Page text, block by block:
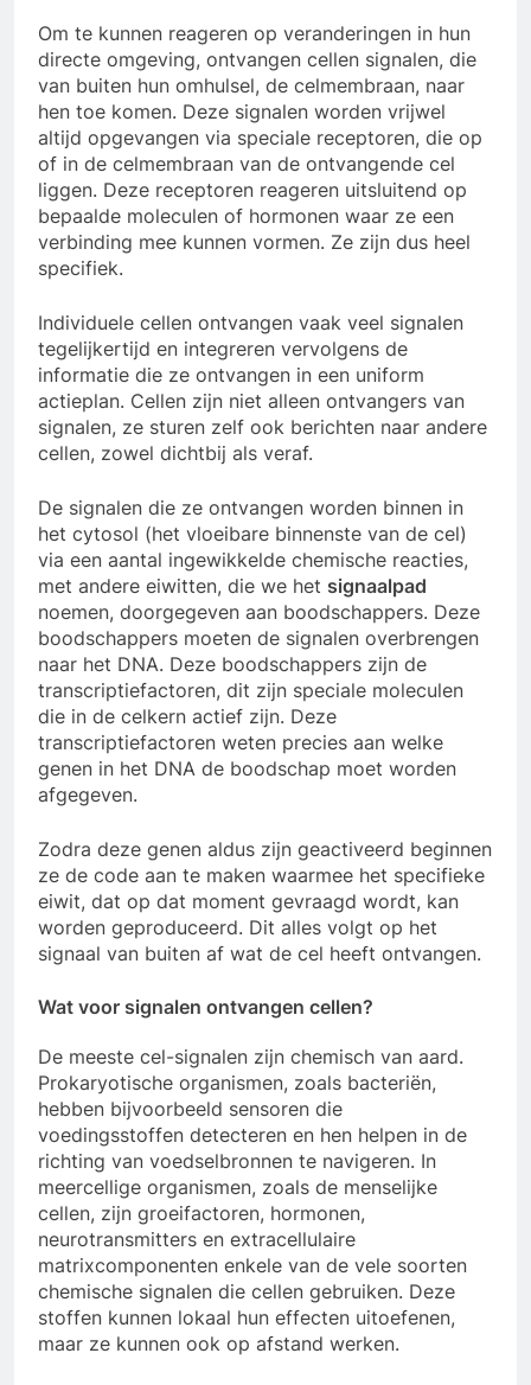
Om te kunnen reageren op veranderingen in hun
directe omgeving, ontvangen cellen signalen, die
van buiten hun omhulsel, de celmembraan, naar
hen toe komen. Deze signalen worden vrijwel
altijd opgevangen via speciale receptoren, die op
of in de celmembraan van de ontvangende cel
liggen. Deze receptoren reageren uitsluitend op
bepaalde moleculen of hormonen waar ze een
verbinding mee kunnen vormen. Ze zijn dus heel
specifiek.
Individuele cellen ontvangen vaak veel signalen
tegelijkertijd en integreren vervolgens de
informatie die ze ontvangen in een uniform
actieplan. Cellen zijn niet alleen ontvangers van
signalen, ze sturen zelf ook berichten naar andere
cellen, zowel dichtbij als veraf.
De signalen die ze ontvangen worden binnen in
het cytosol (het vloeibare binnenste van de cel)
via een aantal ingewikkelde chemische reacties,
met andere eiwitten, die we het signaalpad
noemen, doorgegeven aan boodschappers. Deze
boodschappers moeten de signalen overbrengen
naar het DNA. Deze boodschappers zijn de
transcriptiefactoren, dit zijn speciale moleculen
die in de celkern actief zijn. Deze
transcriptiefactoren weten precies aan welke
genen in het DNA de boodschap moet worden
afgegeven.
Zodra deze genen aldus zijn geactiveerd beginnen
ze de code aan te maken waarmee het specifieke
eiwit, dat op dat moment gevraagd wordt, kan
worden geproduceerd. Dit alles volgt op het
signaal van buiten af wat de cel heeft ontvangen.
Wat voor signalen ontvangen cellen?
De meeste cel-signalen zijn chemisch van aard.
Prokaryotische organismen, zoals bacteriën,
hebben bijvoorbeeld sensoren die
voedingsstoffen detecteren en hen helpen in de
richting van voedselbronnen te navigeren. In
meercellige organismen, zoals de menselijke
cellen, zijn groeifactoren, hormonen,
neurotransmitters en extracellulaire
matrixcomponenten enkele van de vele soorten
chemische signalen die cellen gebruiken. Deze
stoffen kunnen lokaal hun effecten uitoefenen,
maar ze kunnen ook op afstand werken.